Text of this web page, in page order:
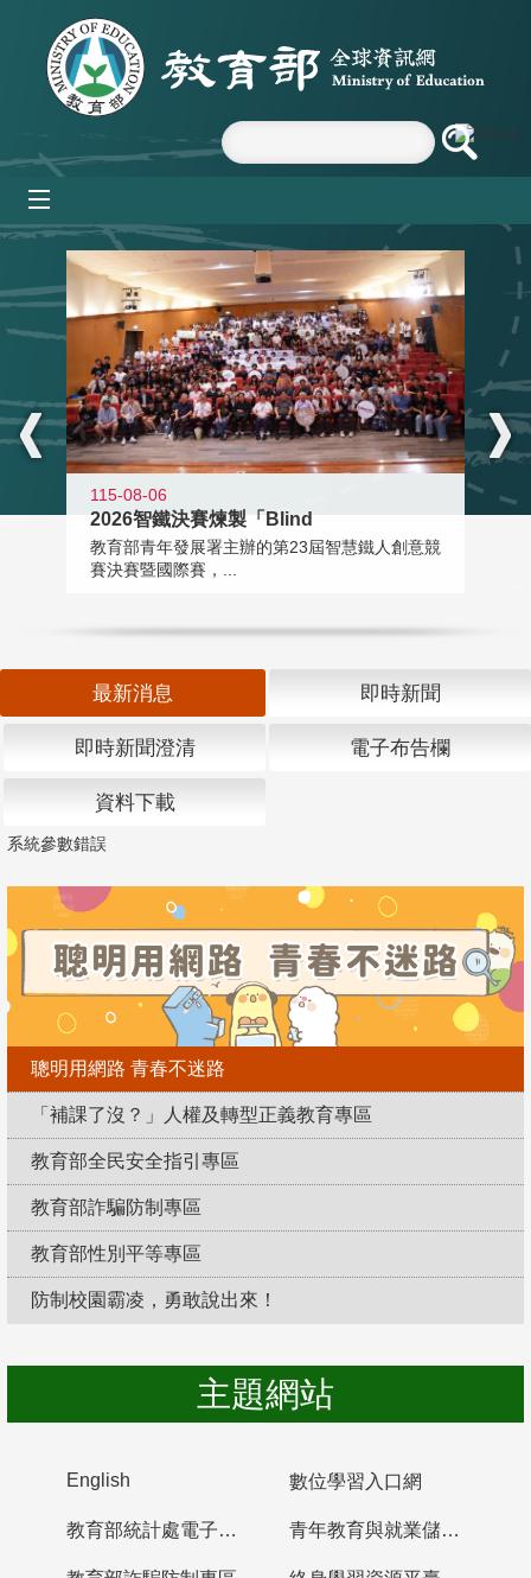
跳到主要內容區塊
:::
115-08-06
2026智鐵決賽煉製「Blind
教育部青年發展署主辦的第23屆智慧鐵人創意競
賽決賽暨國際賽，...
最新消息 即時新聞
即時新聞澄清 電子布告欄
資料下載
系統參數錯誤
聰明用網路 青春不迷路
「補課了沒？」人權及轉型正義教育專區
教育部全民安全指引專區
教育部詐騙防制專區
教育部性別平等專區
防制校園霸凌，勇敢說出來！
主題網站
English 數位學習入口網
教育部統計處電子書櫃 青年教育與就業儲蓄帳戶